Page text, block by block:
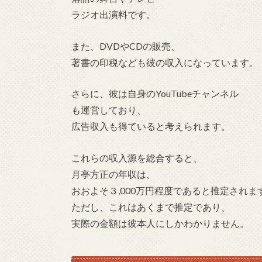
ラジオ出演料です。
また、DVDやCDの販売、
著書の印税なども彼の収入になっています。
さらに、彼は自身のYouTubeチャンネル
も運営しており、
広告収入も得ていると考えられます。
これらの収入源を総合すると、
月亭方正の年収は、
おおよそ３,000万円程度であると推定されま
ただし、これはあくまで推定であり、
実際の金額は彼本人にしかわかりません。